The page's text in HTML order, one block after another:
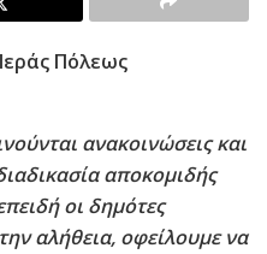
Πόλεως
ανακοινώσεις και
αποκομιδής
οι δημότες
αλήθεια, οφείλουμε να